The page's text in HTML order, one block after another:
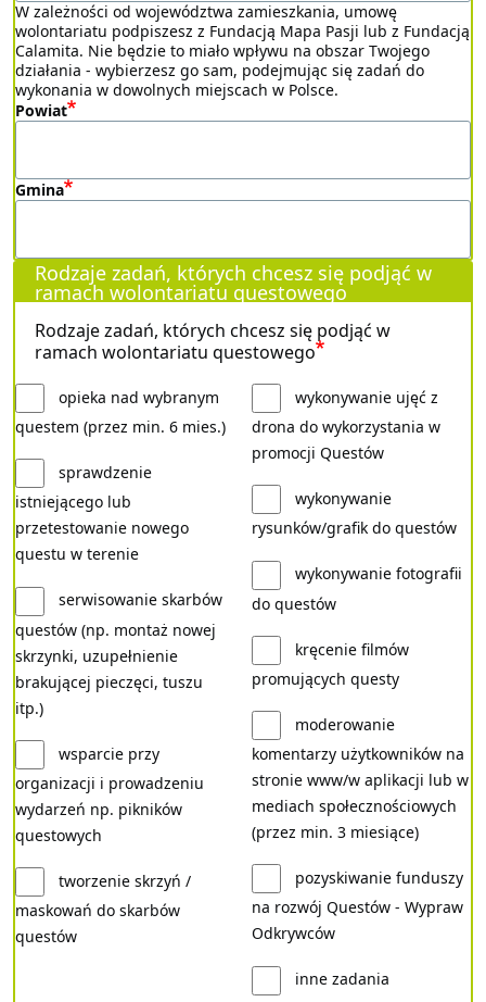
W zależności od województwa zamieszkania, umowę
wolontariatu podpiszesz z Fundacją Mapa Pasji lub z Fundacją
Calamita. Nie będzie to miało wpływu na obszar Twojego
działania - wybierzesz go sam, podejmując się zadań do
wykonania w dowolnych miejscach w Polsce.
Powiat
Gmina
Rodzaje zadań, których chcesz się podjąć w
ramach wolontariatu questowego
Rodzaje zadań, których chcesz się podjąć w
ramach wolontariatu questowego
opieka nad wybranym
questem (przez min. 6 mies.)
sprawdzenie
istniejącego lub
przetestowanie nowego
questu w terenie
serwisowanie skarbów
questów (np. montaż nowej
skrzynki, uzupełnienie
brakującej pieczęci, tuszu
itp.)
wsparcie przy
organizacji i prowadzeniu
wydarzeń np. pikników
questowych
tworzenie skrzyń /
maskowań do skarbów
questów
wykonywanie ujęć z
drona do wykorzystania w
promocji Questów
wykonywanie
rysunków/grafik do questów
wykonywanie fotografii
do questów
kręcenie filmów
promujących questy
moderowanie
komentarzy użytkowników na
stronie www/w aplikacji lub w
mediach społecznościowych
(przez min. 3 miesiące)
pozyskiwanie funduszy
na rozwój Questów - Wypraw
Odkrywców
inne zadania